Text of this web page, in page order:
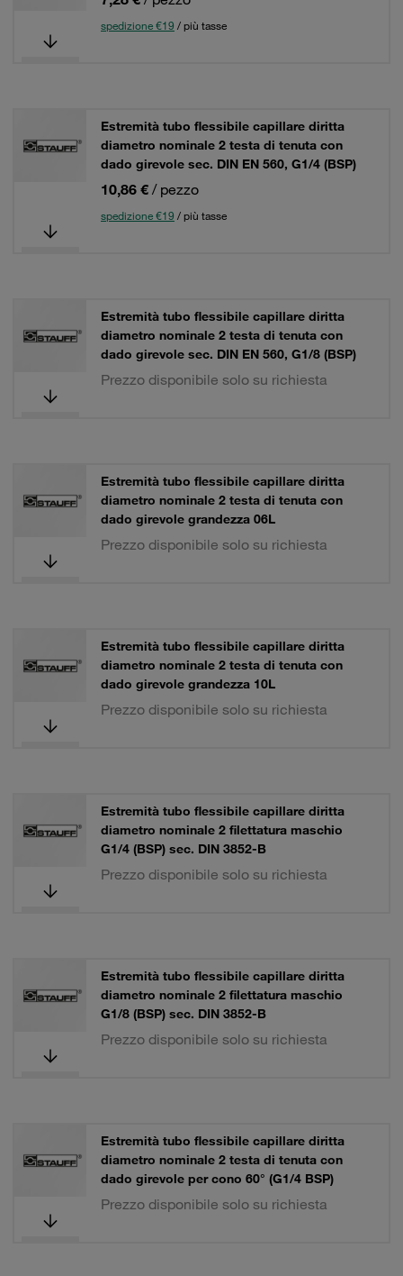
spedizione €19 / più tasse
Estremità tubo flessibile capillare diritta
diametro nominale 2 testa di tenuta con
dado girevole sec. DIN EN 560, G1/4 (BSP)
10,86 € / pezzo
spedizione €19 / più tasse
Estremità tubo flessibile capillare diritta
diametro nominale 2 testa di tenuta con
dado girevole sec. DIN EN 560, G1/8 (BSP)
Prezzo disponibile solo su richiesta
Estremità tubo flessibile capillare diritta
diametro nominale 2 testa di tenuta con
dado girevole grandezza 06L
Prezzo disponibile solo su richiesta
Estremità tubo flessibile capillare diritta
diametro nominale 2 testa di tenuta con
dado girevole grandezza 10L
Prezzo disponibile solo su richiesta
Estremità tubo flessibile capillare diritta
diametro nominale 2 filettatura maschio
G1/4 (BSP) sec. DIN 3852-B
Prezzo disponibile solo su richiesta
Estremità tubo flessibile capillare diritta
diametro nominale 2 filettatura maschio
G1/8 (BSP) sec. DIN 3852-B
Prezzo disponibile solo su richiesta
Estremità tubo flessibile capillare diritta
diametro nominale 2 testa di tenuta con
dado girevole per cono 60° (G1/4 BSP)
Prezzo disponibile solo su richiesta